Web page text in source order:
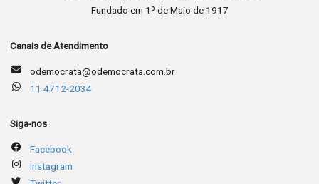
Fundado em 1º de Maio de 1917
Canais de Atendimento
odemocrata@odemocrata.com.br
11 4712-2034
Siga-nos
Facebook
Instagram